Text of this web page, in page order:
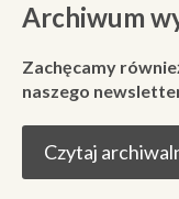
Archiwum
Zachęcamy
naszego
Czytaj